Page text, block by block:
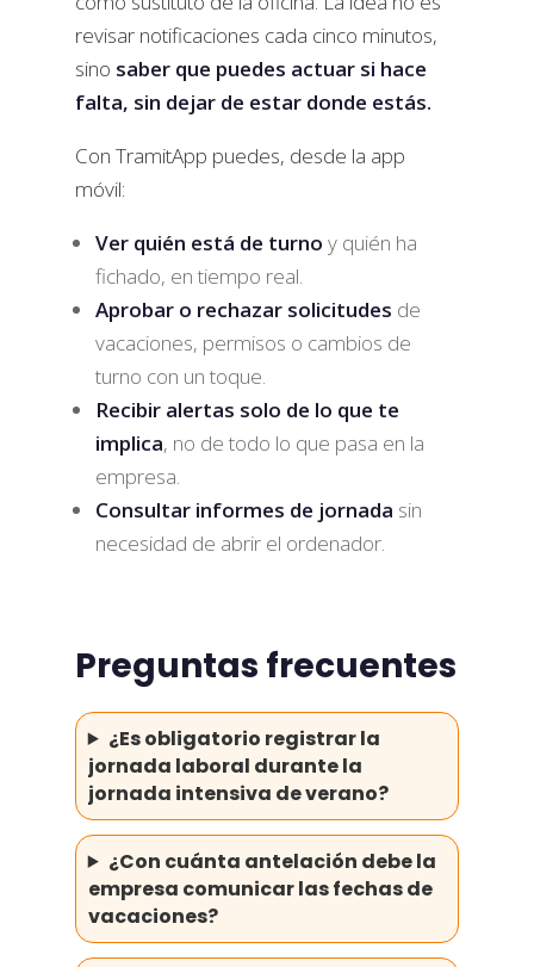
revisar notificaciones cada cinco minutos,
sino saber que puedes actuar si hace
falta, sin dejar de estar donde estás.
Con TramitApp puedes, desde la app
móvil:
Ver quién está de turno y quién ha
fichado, en tiempo real.
Aprobar o rechazar solicitudes de
vacaciones, permisos o cambios de
turno con un toque.
Recibir alertas solo de lo que te
implica, no de todo lo que pasa en la
empresa.
Consultar informes de jornada sin
necesidad de abrir el ordenador.
Preguntas frecuentes
¿Es obligatorio registrar la
jornada laboral durante la
jornada intensiva de verano?
¿Con cuánta antelación debe la
empresa comunicar las fechas de
vacaciones?